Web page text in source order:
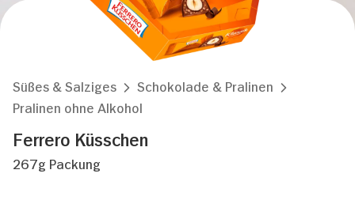
Süßes & Salziges
Schokolade & Pralinen
Pralinen ohne Alkohol
Ferrero Küsschen
267g Packung